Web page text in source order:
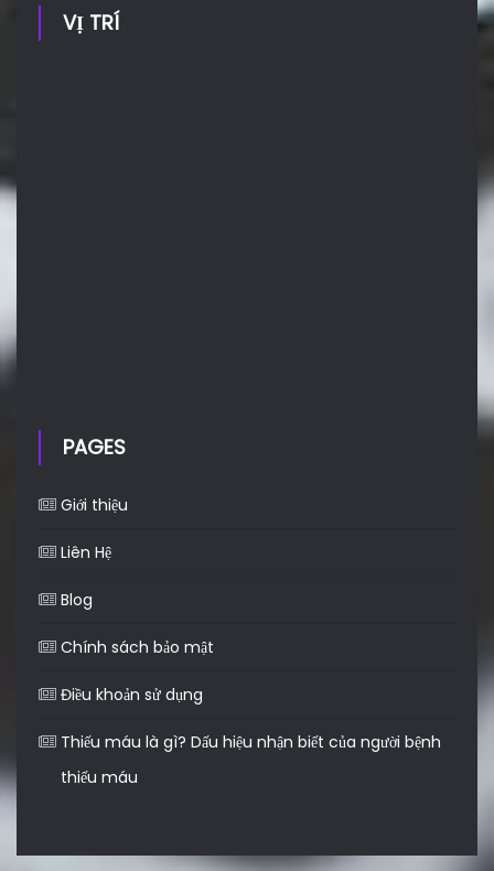
VỊ TRÍ
PAGES
Giới thiệu
Liên Hệ
Blog
Chính sách bảo mật
Điều khoản sử dụng
Thiếu máu là gì? Dấu hiệu nhận biết của người bệnh
thiếu máu